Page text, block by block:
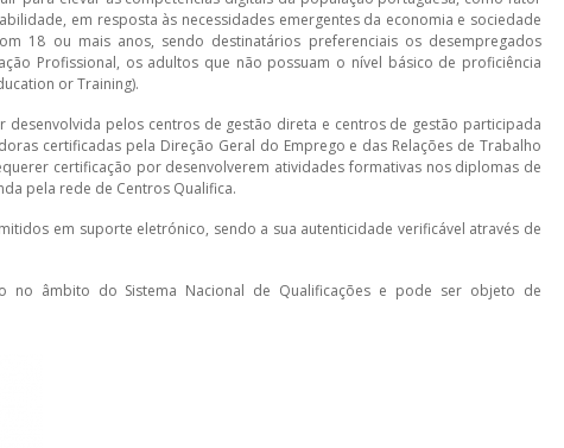
em resposta às necessidades emergentes da economia e sociedade
18 ou mais anos, sendo destinatários preferenciais os desempregados
Profissional, os adultos que não possuam o nível básico de proficiência
or Training).
pelos centros de gestão direta e centros de gestão participada
certificadas pela Direção Geral do Emprego e das Relações de Trabalho
certificação por desenvolverem atividades formativas nos diplomas de
pela rede de Centros Qualifica.
em suporte eletrónico, sendo a sua autenticidade verificável através de
no âmbito do Sistema Nacional de Qualificações e pode ser objeto de